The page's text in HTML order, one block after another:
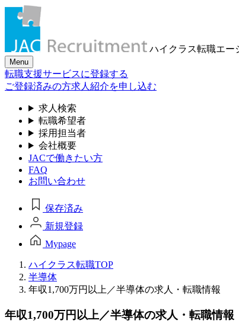
ハイクラス転職エー
Menu
転職支援サービスに登録する
ご登録済みの方求人紹介を申し込む
求人検索
転職希望者
採用担当者
会社概要
JACで働きたい方
FAQ
お問い合わせ
保存済み
新規登録
Mypage
ハイクラス転職TOP
半導体
年収1,700万円以上／半導体の求人・転職情報
年収1,700万円以上／半導体の求人・転職情報